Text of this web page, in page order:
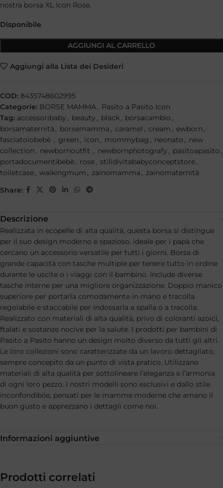
nostra borsa XL Icon Rose.
Disponibile
AGGIUNGI AL CARRELLO
Aggiungi alla Lista dei Desideri
COD: 8435748602995
Categorie: BORSE MAMMA, Pasito a Pasito Icon
Tag: accessoribaby , beauty , black, borsacambio ,
borsamaternità , borsemamma , caramel , cream , ewborn ,
fasciatoiobebè , green , icon , mommybag , neonato , new
collection , newbornoutfit , newbornphotografy , pasitoapasito ,
portadocumentibebè, rose, stilidivitababyconceptstore,
toiletcase, walkingmum , zainomamma , zainomaternità
Share:
Descrizione
Realizzata in ecopelle di alta qualità, questa borsa si distingue
per il suo design moderno e spazioso, ideale per i papà che
cercano un accessorio versatile per tutti i giorni. Borsa di
grande capacità con tasche multiple per tenere tutto in ordine
durante le uscite o i viaggi con il bambino. Include diverse
tasche interne per una migliore organizzazione. Doppio manico
superiore per portarla comodamente in mano e tracolla
regolabile e staccabile per indossarla a spalla o a tracolla.
Realizzato con materiali di alta qualità, privo di coloranti azoici,
ftalati e sostanze nocive per la salute. I prodotti per bambini di
Pasito a Pasito hanno un design molto diverso da tutti gli altri.
Le loro collezioni sono caratterizzate da un lavoro dettagliato,
sempre concepito da un punto di vista pratico. Utilizzano
materiali di alta qualità per sottolineare l’eleganza e l’armonia
di ogni loro pezzo. I nostri modelli sono esclusivi e dallo stile
inconfondibile, pensati per le mamme moderne che amano il
buon gusto e apprezzano i dettagli come noi.
Informazioni aggiuntive
Prodotti correlati